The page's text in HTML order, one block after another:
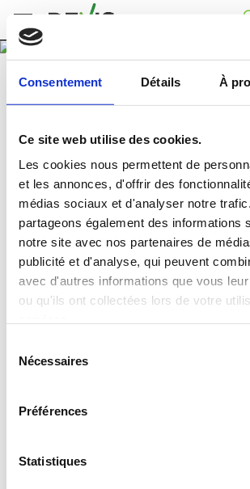
Consentement Détails À
Ce site web utilise des cookies.
Les cookies nous permettent de
et les annonces, d'offrir des
médias sociaux et d'analyser notre
partageons également des informations
notre site avec nos partenaires de
publicité et d'analyse, qui peuvent
avec d'autres informations que vous
ou qu'ils ont collectées lors de votre
Nécessaires
Préférences
Statistiques
Accueil
ça
A
propos
Devis.ch
SA
Contact
Espace
entreprises
Mentions
légales
MIROIRS
Comparezgratuitement
jusqu'à 4
et choisissez lameilleure offre
Dans quelle région souhaitez-vous faire vos travaux?